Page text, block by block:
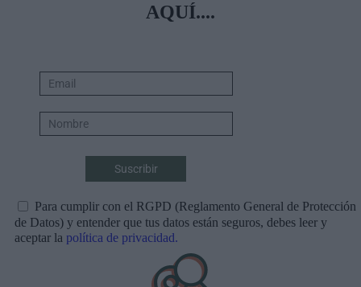
AQUÍ....
Para cumplir con el RGPD (Reglamento General de Protección
de Datos) y entender que tus datos están seguros, debes leer y
aceptar la política de privacidad.